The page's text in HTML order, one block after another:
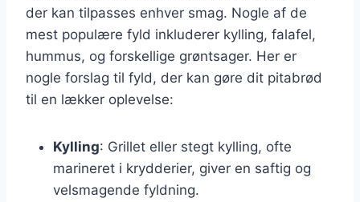
der kan tilpasses enhver smag. Nogle af de
mest populære fyld inkluderer kylling, falafel,
hummus, og forskellige grøntsager. Her er
nogle forslag til fyld, der kan gøre dit pitabrød
til en lækker oplevelse:
Kylling: Grillet eller stegt kylling, ofte
marineret i krydderier, giver en saftig og
velsmagende fyldning.